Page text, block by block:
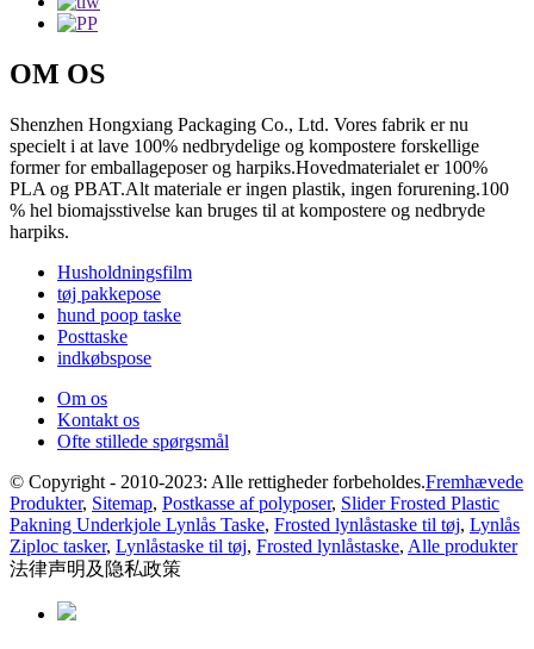
OM OS
Shenzhen Hongxiang Packaging Co., Ltd. Vores fabrik er nu
specielt i at lave 100% nedbrydelige og kompostere forskellige
former for emballageposer og harpiks.Hovedmaterialet er 100%
PLA og PBAT.Alt materiale er ingen plastik, ingen forurening.100
% hel biomajsstivelse kan bruges til at kompostere og nedbryde
harpiks.
Husholdningsfilm
tøj pakkepose
hund poop taske
Posttaske
indkøbspose
Om os
Kontakt os
Ofte stillede spørgsmål
© Copyright - 2010-2023: Alle rettigheder forbeholdes.Fremhævede
Produkter, Sitemap, Postkasse af polyposer, Slider Frosted Plastic
Pakning Underkjole Lynlås Taske, Frosted lynlåstaske til tøj, Lynlås
Ziploc tasker, Lynlåstaske til tøj, Frosted lynlåstaske, Alle produkter
法律声明及隐私政策